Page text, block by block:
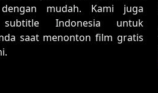
mudah. Kami juga
subtitle Indonesia untuk
saat menonton film gratis